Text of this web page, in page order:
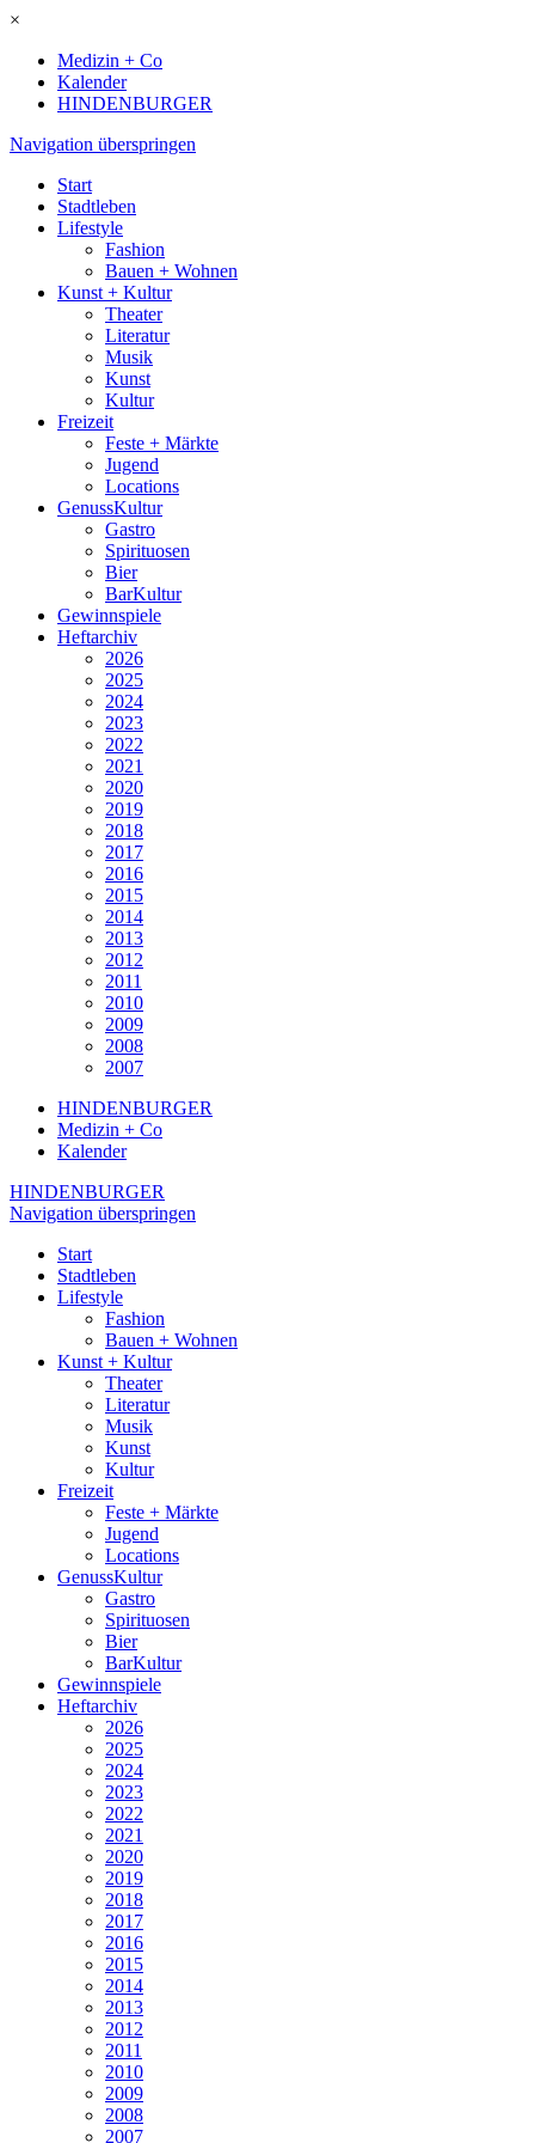
×
Medizin + Co
Kalender
HINDENBURGER
Navigation überspringen
Start
Stadtleben
Lifestyle
Fashion
Bauen + Wohnen
Kunst + Kultur
Theater
Literatur
Musik
Kunst
Kultur
Freizeit
Feste + Märkte
Jugend
Locations
GenussKultur
Gastro
Spirituosen
Bier
BarKultur
Gewinnspiele
Heftarchiv
2026
2025
2024
2023
2022
2021
2020
2019
2018
2017
2016
2015
2014
2013
2012
2011
2010
2009
2008
2007
HINDENBURGER
Medizin + Co
Kalender
HINDENBURGER
Navigation überspringen
Start
Stadtleben
Lifestyle
Fashion
Bauen + Wohnen
Kunst + Kultur
Theater
Literatur
Musik
Kunst
Kultur
Freizeit
Feste + Märkte
Jugend
Locations
GenussKultur
Gastro
Spirituosen
Bier
BarKultur
Gewinnspiele
Heftarchiv
2026
2025
2024
2023
2022
2021
2020
2019
2018
2017
2016
2015
2014
2013
2012
2011
2010
2009
2008
2007